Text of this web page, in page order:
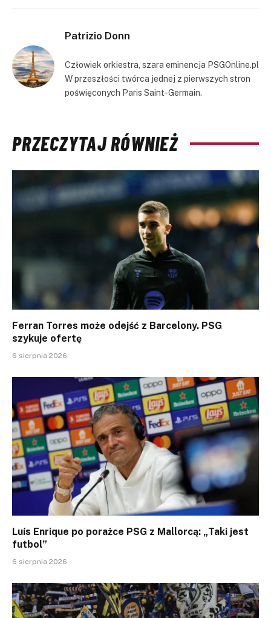
Patrizio Donn
Człowiek orkiestra, szara eminencja PSGOnline.pl
W przeszłości twórca jednej z pierwszych stron
poświęconych Paris Saint-Germain.
PRZECZYTAJ RÓWNIEŻ
Ferran Torres może odejść z Barcelony. PSG
szykuje ofertę
6 sierpnia 2026
Luís Enrique po porażce PSG z Mallorcą: „Taki jest
futbol”
6 sierpnia 2026